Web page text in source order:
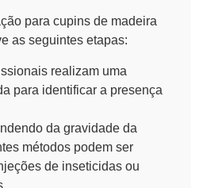
para cupins de madeira
as seguintes etapas:
realizam uma
para identificar a presença
da gravidade da
métodos podem ser
de inseticidas ou